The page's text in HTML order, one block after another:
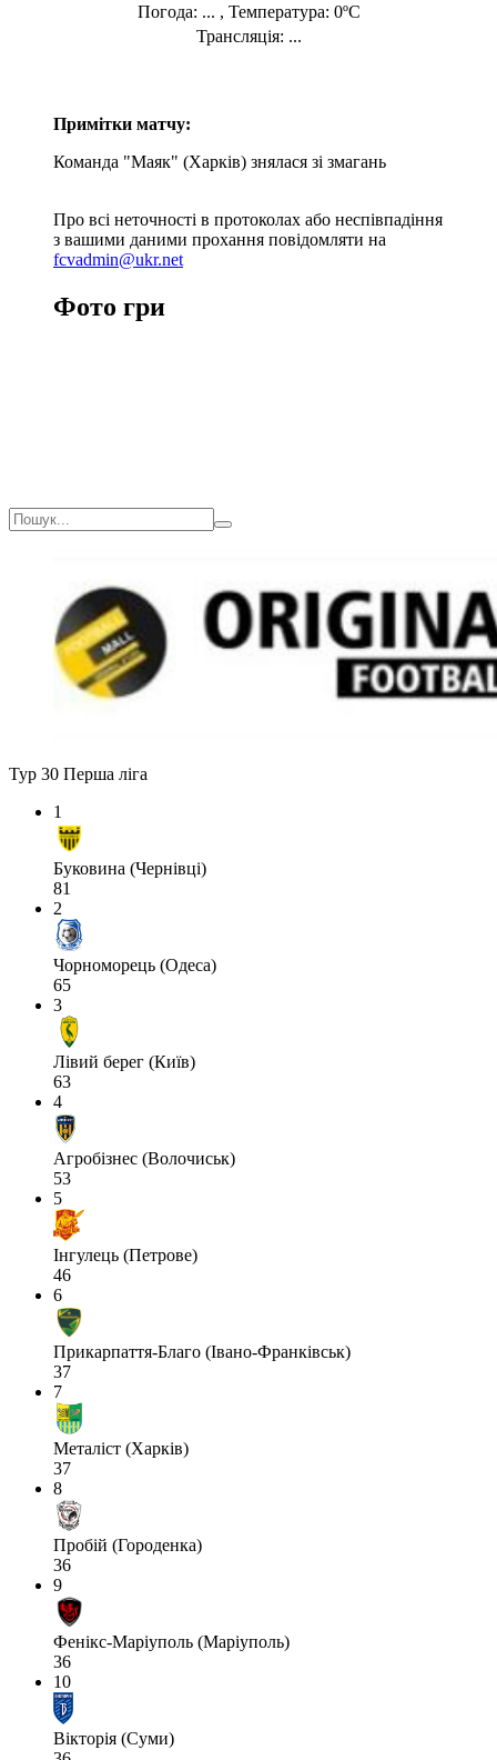
Погода: ... , Температура: 0ºC
Трансляція: ...
Примітки матчу:
Команда "Маяк" (Харків) знялася зі змагань
Про всі неточності в протоколах або неспівпадіння
з вашими даними прохання повідомляти на
fcvadmin@ukr.net
Фото гри
Тур 30 Перша ліга
1
Буковина (Чернівці)
81
2
Чорноморець (Одеса)
65
3
Лівий берег (Київ)
63
4
Агробізнес (Волочиськ)
53
5
Інгулець (Петрове)
46
6
Прикарпаття-Благо (Івано-Франківськ)
37
7
Металіст (Харків)
37
8
Пробій (Городенка)
36
9
Фенікс-Маріуполь (Маріуполь)
36
10
Вікторія (Суми)